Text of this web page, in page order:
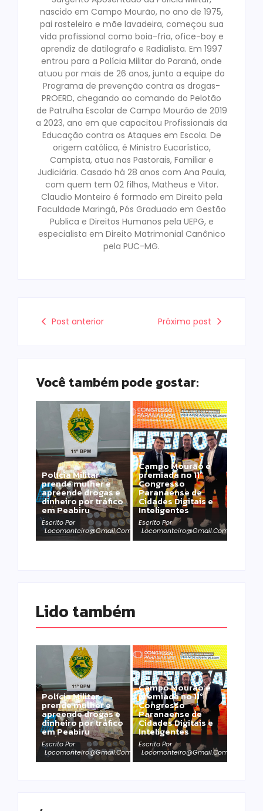
nascido em Campo Mourão, no ano de 1975,
pai rasteleiro e mãe lavadeira, começou sua
vida profissional como boia-fria, ofice-boy e
aprendiz de datilografo e Radialista. Em 1997
entrou para a Polícia Militar do Paraná, onde
atuou por mais de 26 anos, junto a equipe do
Programa de prevenção contra as drogas-
PROERD, chegando ao comando do Pelotão
de Patrulha Escolar de Campo Mourão de 2019
a 2023, ano em que capacitou Profissionais da
Educação contra os Ataques em Escola. De
origem católica, é Ministro Eucarístico,
Campista, atua nas Pastorais, Familiar e
Judiciária. Casado há 28 anos com Ana Paula,
com quem tem 02 filhos, Matheus e Vitor.
Claudio Monteiro é formado em Direito pela
Faculdade Maringá, Pós Graduado em Gestão
Publica e Direitos Humanos pela UEPG, e
especialista em Direito Matrimonial Canônico
pela PUC-MG.
Post anterior Próximo post
Você também pode gostar:
Polícia Militar
prende mulher e
apreende drogas e
dinheiro por tráfico
em Peabiru
Escrito Por
Locomonteiro@gmail.com
Campo Mourão é
premiada no 11º
Congresso
Paranaense de
Cidades Digitais e
Inteligentes
Escrito Por
Locomonteiro@gmail.com
Lido também
Polícia Militar
prende mulher e
apreende drogas e
dinheiro por tráfico
em Peabiru
Escrito Por
Locomonteiro@gmail.com
Campo Mourão é
premiada no 11º
Congresso
Paranaense de
Cidades Digitais e
Inteligentes
Escrito Por
Locomonteiro@gmail.com